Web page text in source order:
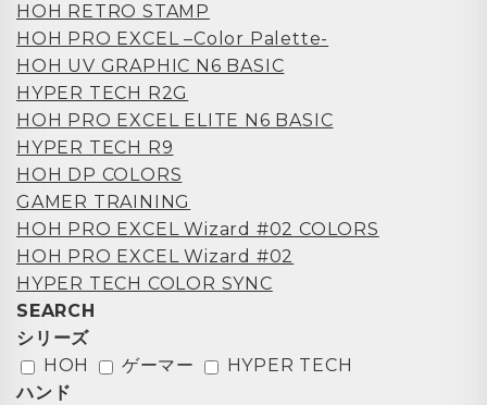
HOH RETRO STAMP
HOH PRO EXCEL –Color Palette-
HOH UV GRAPHIC N6 BASIC
HYPER TECH R2G
HOH PRO EXCEL ELITE N6 BASIC
HYPER TECH R9
HOH DP COLORS
GAMER TRAINING
HOH PRO EXCEL Wizard #02 COLORS
HOH PRO EXCEL Wizard #02
HYPER TECH COLOR SYNC
SEARCH
シリーズ
HOH
ゲーマー
HYPER TECH
ハンド